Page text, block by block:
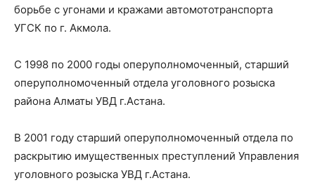
борьбе с угонами и кражами автомототранспорта
УГСК по г. Акмола.
С 1998 по 2000 годы оперуполномоченный, старший
оперуполномоченный отдела уголовного розыска
района Алматы УВД г.Астана.
В 2001 году старший оперуполномоченный отдела по
раскрытию имущественных преступлений Управления
уголовного розыска УВД г.Астана.